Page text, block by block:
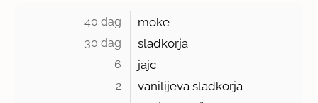
40 dag moke
30 dag sladkorja
6 jajc
2 vanilijeva sladkorja